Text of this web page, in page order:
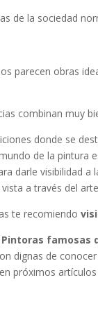
de la sociedad
parecen obras
combinan muy
donde se
de la pintura
darle visibilidad
a través del
te recomiendo
Pintoras famosas
dignas de
próximos